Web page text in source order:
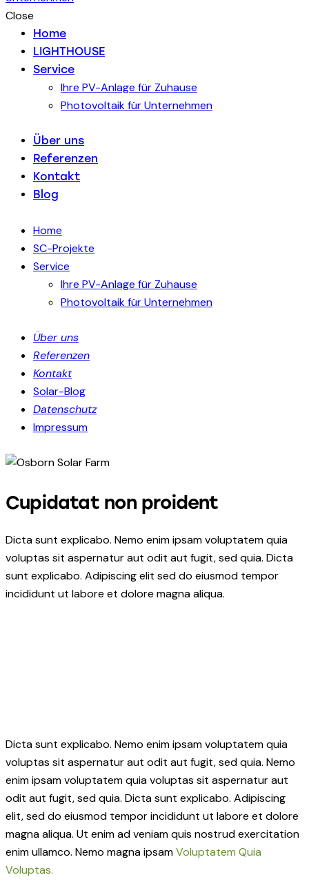
Close
Home
LIGHTHOUSE
Service
Ihre PV-Anlage für Zuhause
Photovoltaik für Unternehmen
Über uns
Referenzen
Kontakt
Blog
Home
SC-Projekte
Service
Ihre PV-Anlage für Zuhause
Photovoltaik für Unternehmen
Über uns
Referenzen
Kontakt
Solar-Blog
Datenschutz
Impressum
Cupidatat non proident
Dicta sunt explicabo. Nemo enim ipsam voluptatem quia
voluptas sit aspernatur aut odit aut fugit, sed quia. Dicta
sunt explicabo. Adipiscing elit sed do eiusmod tempor
incididunt ut labore et dolore magna aliqua.
Dicta sunt explicabo. Nemo enim ipsam voluptatem quia
voluptas sit aspernatur aut odit aut fugit, sed quia. Nemo
enim ipsam voluptatem quia voluptas sit aspernatur aut
odit aut fugit, sed quia. Dicta sunt explicabo. Adipiscing
elit, sed do eiusmod tempor incididunt ut labore et dolore
magna aliqua. Ut enim ad veniam quis nostrud exercitation
enim ullamco. Nemo magna ipsamVoluptatem Quia
Voluptas.